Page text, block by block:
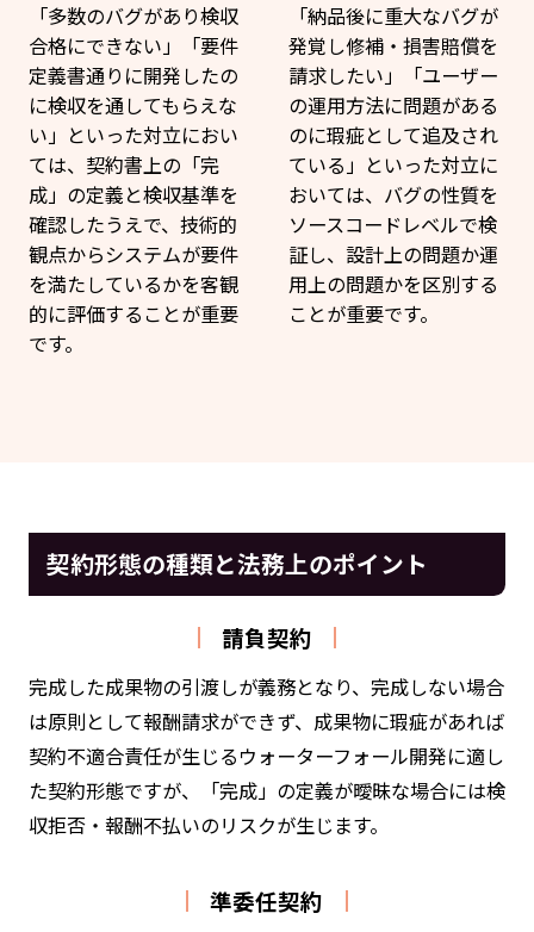
「多数のバグがあり検収
合格にできない」「要件
定義書通りに開発したの
に検収を通してもらえな
い」といった対立におい
ては、契約書上の「完
成」の定義と検収基準を
確認したうえで、技術的
観点からシステムが要件
を満たしているかを客観
的に評価することが重要
です。
「納品後に重大なバグが
発覚し修補・損害賠償を
請求したい」「ユーザー
の運用方法に問題がある
のに瑕疵として追及され
ている」といった対立に
おいては、バグの性質を
ソースコードレベルで検
証し、設計上の問題か運
用上の問題かを区別する
ことが重要です。
契約形態の種類と法務上のポイント
請負契約
完成した成果物の引渡しが義務となり、完成しない場合
は原則として報酬請求ができず、成果物に瑕疵があれば
契約不適合責任が生じるウォーターフォール開発に適し
た契約形態ですが、「完成」の定義が曖昧な場合には検
収拒否・報酬不払いのリスクが生じます。
準委任契約